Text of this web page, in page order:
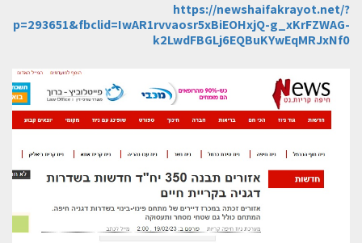
https://newshaifakrayot.net/?
p=293651&fbclid=IwAR1rvvaosr5xBiEOHxjQ-g_xKrFZWAG-
k2LwdFBGLj6EQBuKYwEqMRJxNf0